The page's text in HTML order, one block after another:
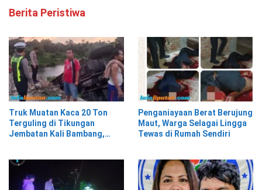
Berita Peristiwa
Truk Muatan Kaca 20 Ton
Terguling di Tikungan
Jembatan Kali Bambang,
Penganiayaan Berat Berujung
Maut, Warga Selagai Lingga
Tewas di Rumah Sendiri